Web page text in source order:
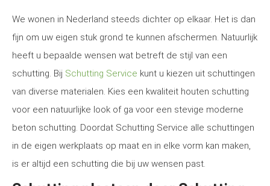
We wonen in Nederland steeds dichter op elkaar. Het is dan
fijn om uw eigen stuk grond te kunnen afschermen. Natuurlijk
heeft u bepaalde wensen wat betreft de stijl van een
schutting. Bij Schutting Service kunt u kiezen uit schuttingen
van diverse materialen. Kies een kwaliteit houten schutting
voor een natuurlijke look of ga voor een stevige moderne
beton schutting. Doordat Schutting Service alle schuttingen
in de eigen werkplaats op maat en in elke vorm kan maken,
is er altijd een schutting die bij uw wensen past.